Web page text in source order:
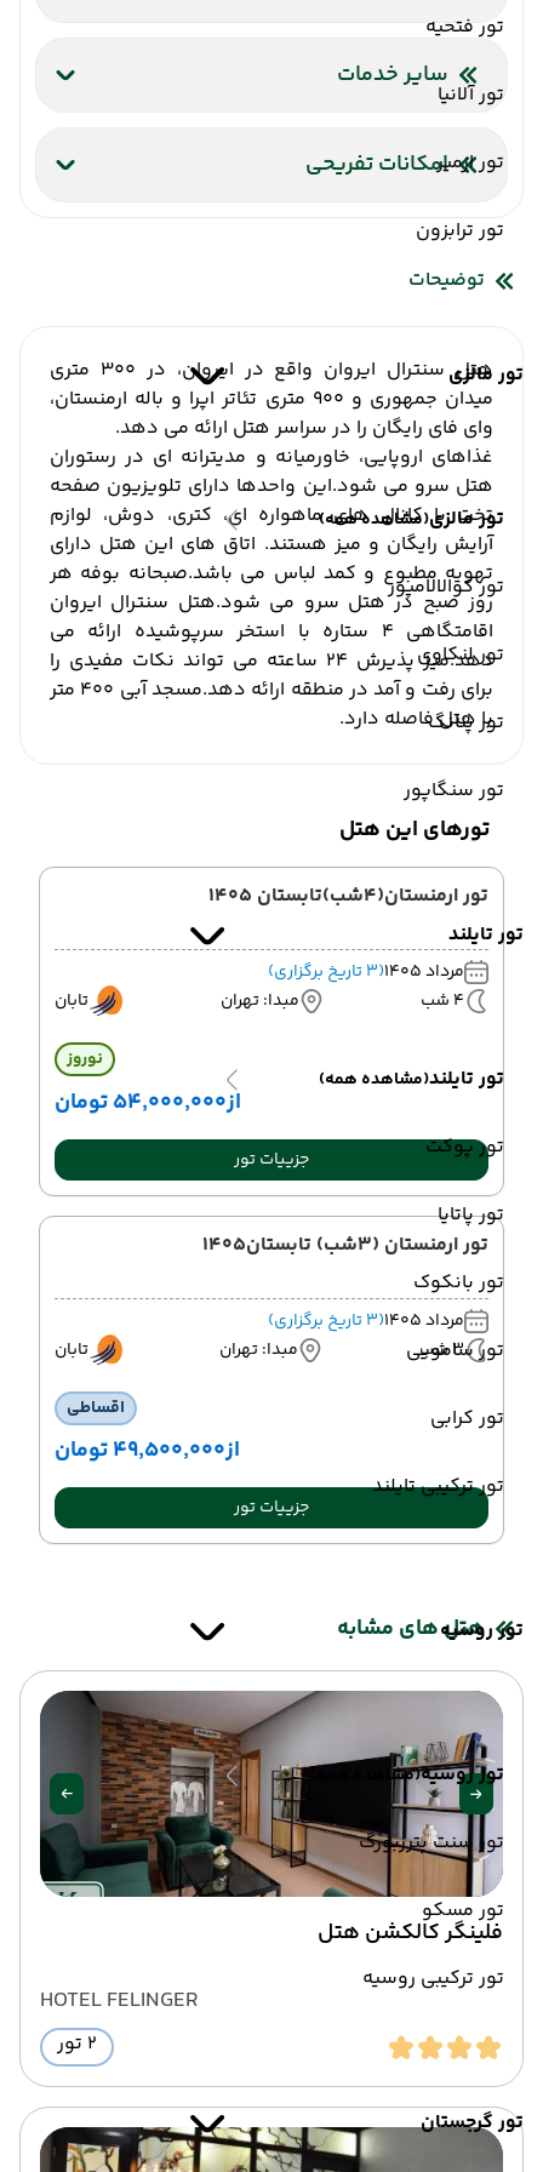
تور فتحیه
تور آلانیا
تور ازمیر
تور ترابزون
تور مالزی
تور مالزی(مشاهده همه)
تور کوالالامپور
تور لنکاوی
تور پنانگ
تور سنگاپور
تور تایلند
تور تایلند(مشاهده همه)
تور پوکت
تور پاتایا
تور بانکوک
تور سامویی
تور کرابی
تور ترکیبی تایلند
تور روسیه
تور روسیه(مشاهده همه)
تور سنت پترزبورگ
تور مسکو
تور ترکیبی روسیه
تور گرجستان
اینترنت بیسیم رایگان در لابی
اینترنت بیسیم رایگان در اتاقها
سایر خدمات
شاتل فرودگاه آسانسور صندوق امانات
امکانات تفریحی
سالن ماساژ
توضیحات
هتل سنترال ایروان واقع در ایروان، در 300 متری
میدان جمهوری و 900 متری تئاتر اپرا و باله ارمنستان،
وای فای رایگان را در سراسر هتل ارائه می دهد.
غذاهای اروپایی، خاورمیانه و مدیترانه ای در رستوران
هتل سرو می شود.این واحدها دارای تلویزیون صفحه
تخت با کانال های ماهواره ای، کتری، دوش، لوازم
آرایش رایگان و میز هستند. اتاق های این هتل دارای
تهویه مطبوع و کمد لباس می باشد.صبحانه بوفه هر
روز صبح در هتل سرو می شود.هتل سنترال ایروان
اقامتگاهی 4 ستاره با استخر سرپوشیده ارائه می
دهد.
میز پذیرش 24 ساعته می تواند نکات مفیدی را
برای رفت و آمد در منطقه ارائه دهد.
مسجد آبی 400 متر
با هتل فاصله دارد.
تورهای این هتل
تور ارمنستان(4شب)تابستان 1405
مرداد 1405
(3 تاریخ برگزاری)
4 شب
مبدا: تهران تابان
نوروز
از۵۴٬۰۰۰٬۰۰۰ تومان
جزییات تور
تور ارمنستان (3شب) تابستان1405
مرداد 1405
(3 تاریخ برگزاری)
3 شب
مبدا: تهران تابان
اقساطی
از۴۹٬۵۰۰٬۰۰۰ تومان
جزییات تور
هتل های مشابه
فلینگر کالکشن هتل
HOTEL FELINGER
2 تور